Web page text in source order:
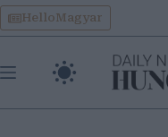
Skip
to
content
HelloMagyar